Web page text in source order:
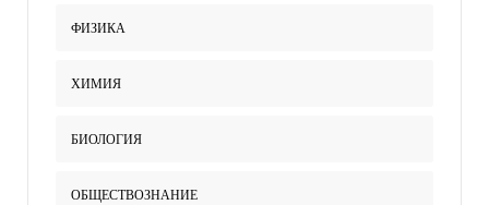
ФИЗИКА
ХИМИЯ
БИОЛОГИЯ
ОБЩЕСТВОЗНАНИЕ